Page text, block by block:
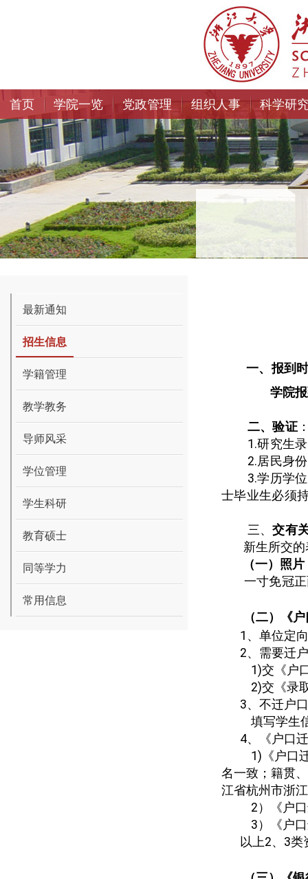
首页 学院一览 党政管理 组织人事 科学研
最新通知
招生信息
学籍管理
教学教务
导师风采
学位管理
学生科研
教育硕士
同等学力
常用信息
一、报到
学院
二、验证
1.研究生
2.居民身
3.学历学
士毕业生必须
三、交有
新生所交
（一）照片
一寸免冠
（二）《
1 、单位定
2、需要迁
1)交《户
2)交《录
3、不迁户
填写学生
4、《户口
1) 《户
名一致；籍贯
江省杭州市浙
2）《户
3）《户
以上2、 3类